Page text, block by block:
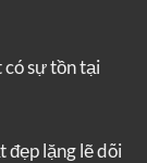
sự tồn tại
đẹp lặng lẽ dõi